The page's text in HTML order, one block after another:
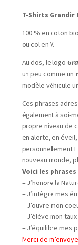
T-Shirts Grandir
100 % en coton
ou col en V.
Au dos, le logo
un peu comme un
modèle véhicule
Ces phrases
également à soi-
propre niveau de
en alerte, en
personnellement
nouveau monde,
Voici les
– J’honore la
– J’intègre mes
– J’ouvre mon
– J’élève mon
– J’équilibre mes
Merci de